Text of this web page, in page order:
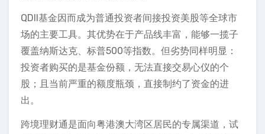
QDII基金因而成为普通投资者间接投资美股等全球市
场的主要工具。其优势在于产品线丰富，能够一揽子
覆盖纳斯达克、标普500等指数。但劣势同样明显：
投资者购买的是基金份额，无法直接交易心仪的个
股；且当前严重的额度瓶颈，直接制约了资金的进
出。
跨境理财通是面向粤港澳大湾区居民的专属渠道，试